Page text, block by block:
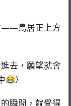
——鳥居正上方
去，願望就會
）
瞬間，就覺得